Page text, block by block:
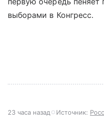
выборами в Конгресс.
23 часа назад Источник: